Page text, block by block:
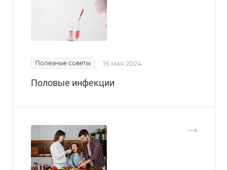
Полезные советы 16 мая 2024
Половые инфекции